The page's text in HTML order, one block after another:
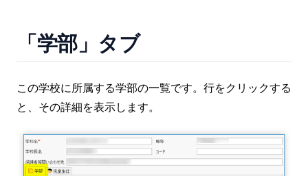
「学部」タブ
この学校に所属する学部の一覧です。行をクリックする
と、その詳細を表示します。